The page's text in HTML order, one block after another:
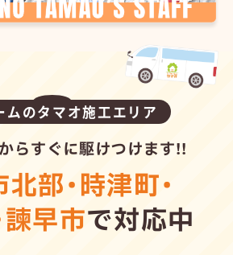
ムのタマオ施工エリア
らすぐに駆けつけます!!
北部・時津町・
諫早市で対応中